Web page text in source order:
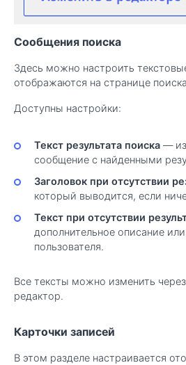
Сообщения поиска
Здесь можно настроить
отображаются на странице
Доступны настройки:
Текст результата поиска—
сообщение с найденными
Заголовок при отсутствии
который выводится, если
Текст при отсутствии
дополнительное описание
пользователя.
Все тексты можно изменить
редактор.
Карточки записей
В этом разделе настраивается